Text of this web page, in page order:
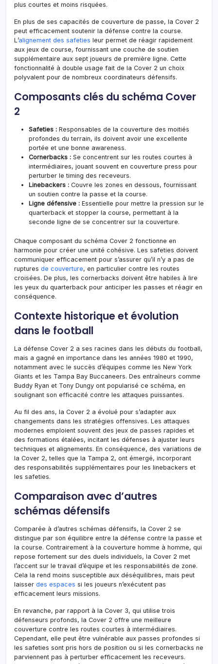
plus courtes et moins risquées.
En plus de ses capacités de couverture de passe, la Cover 2
peut efficacement soutenir la défense contre la course.
L’alignement des safeties leur permet de réagir rapidement
aux jeux de course, fournissant une couche de soutien
supplémentaire aux sept joueurs de première ligne. Cette
fonctionnalité à double usage fait de la Cover 2 un choix
polyvalent pour de nombreux coordinateurs défensifs.
Composants clés du schéma Cover
2
Safeties : Responsables de la couverture des moitiés
profondes du terrain, ils doivent avoir une excellente
portée et une bonne awareness.
Cornerbacks : Se concentrent sur les routes courtes à
intermédiaires, jouant souvent en couverture press pour
perturber le timing des receveurs.
Linebackers : Couvre les zones en dessous, fournissant
un soutien contre la passe et la course.
Ligne défensive : Essentielle pour mettre la pression sur le
quarterback et stopper la course, permettant à la
seconde ligne de se concentrer sur la couverture.
Chaque composant du schéma Cover 2 fonctionne en
harmonie pour créer une unité cohésive. Les safeties doivent
communiquer efficacement pour s’assurer qu’il n’y a pas de
ruptures de couverture, en particulier contre les routes
croisées. De plus, les cornerbacks doivent être habiles à lire
les yeux du quarterback pour anticiper les passes et réagir en
conséquence.
Contexte historique et évolution
dans le football
La défense Cover 2 a ses racines dans les débuts du football,
mais a gagné en importance dans les années 1980 et 1990,
notamment avec le succès d’équipes comme les New York
Giants et les Tampa Bay Buccaneers. Des entraîneurs comme
Buddy Ryan et Tony Dungy ont popularisé ce schéma, en
soulignant son efficacité contre les attaques puissantes.
Au fil des ans, la Cover 2 a évolué pour s’adapter aux
changements dans les stratégies offensives. Les attaques
modernes emploient souvent des jeux de passes rapides et
des formations étalées, incitant les défenses à ajuster leurs
techniques et alignements. En conséquence, des variations de
la Cover 2, telles que la Tampa 2, ont émergé, incorporant
des responsabilités supplémentaires pour les linebackers et
les safeties.
Comparaison avec d’autres
schémas défensifs
Comparée à d’autres schémas défensifs, la Cover 2 se
distingue par son équilibre entre la défense contre la passe et
la course. Contrairement à la couverture homme à homme, qui
repose fortement sur des duels individuels, la Cover 2 met
l’accent sur le travail d’équipe et les responsabilités de zone.
Cela la rend moins susceptible aux déséquilibres, mais peut
laisser des espaces si les joueurs n’exécutent pas
efficacement leurs missions.
En revanche, par rapport à la Cover 3, qui utilise trois
défenseurs profonds, la Cover 2 offre une meilleure
couverture contre les routes courtes à intermédiaires.
Cependant, elle peut être vulnérable aux passes profondes si
les safeties sont pris hors de position ou si les cornerbacks ne
parviennent pas à perturber efficacement les receveurs.